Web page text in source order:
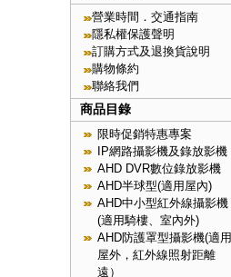
營業時間．交通指南
隱私權保護聲明
訂購方式及退換貨說明
購物條約
聯絡我們
商品目錄
限時促銷特惠專案
IP網路攝影機及錄放影機
AHD DVR數位錄放影機
AHD半球型(適用屋內)
AHD中小型紅外線攝影機
(適用騎樓、室內外)
AHD防護罩型攝影機(適用
屋外，紅外線照射距離
遠）